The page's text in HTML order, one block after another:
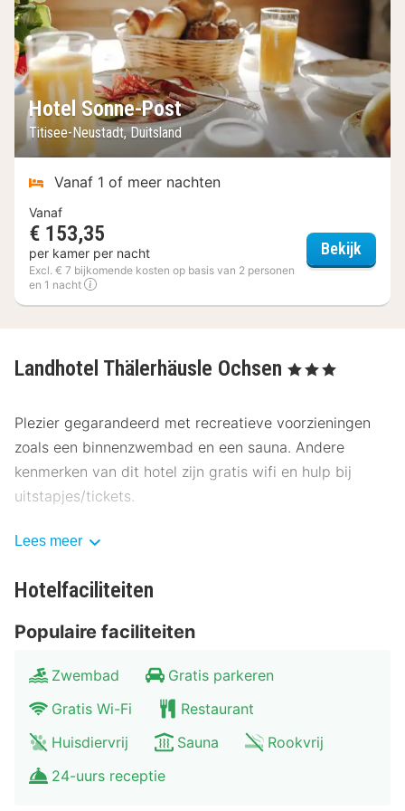
Hotel Sonne-Post
Titisee-Neustadt, Duitsland
Vanaf 1 of meer nachten
Vanaf
€ 153,35
per kamer per nacht
Excl. € 7 bijkomende kosten op basis van 2 personen
en 1 nacht
Bekijk
Landhotel Thälerhäusle Ochsen , 3 Sterren
Plezier gegarandeerd met recreatieve voorzieningen
zoals een binnenzwembad en een sauna. Andere
kenmerken van dit hotel zijn gratis wifi en hulp bij
uitstapjes/tickets.
Gasten van Landhotel Thälerhäusle Ochsen kunnen
restaurant. Dagelijks kun je van 08.00 uur tot 10.00 uur
Hotelstars Union kent in Duitsland een officiële
sterrenclassificatie toe. Deze accommodatie heeft 3
stars toegekend gekregen.
De receptie is tijdens beperkte uren geopend. Ter
Lees meer
Hotelfaciliteiten
Populaire faciliteiten
Zwembad
Gratis parkeren
Gratis Wi-Fi
Restaurant
Huisdiervrij
Sauna
Rookvrij
24-uurs receptie